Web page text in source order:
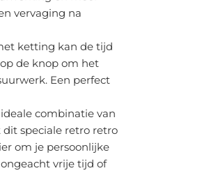
vervaging na
ketting kan de tijd
de knop om het
Een perfect
combinatie van
speciale retro retro
om je persoonlijke
vrije tijd of